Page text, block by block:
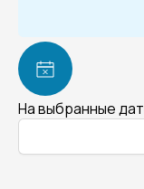
На выбранные